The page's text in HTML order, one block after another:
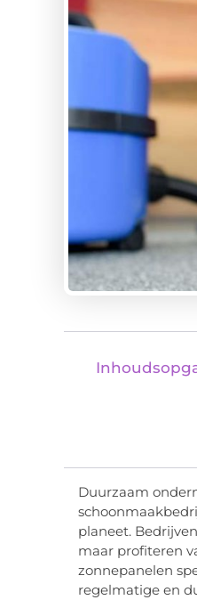
Duurzaam
planeet.
maar profiteren
zonnepanelen
regelmatige en